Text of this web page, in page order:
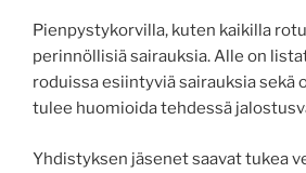
Pienpystykorvilla, kuten kaikilla
perinnöllisiä sairauksia. Alle on
roduissa esiintyviä sairauksia sekä
tulee huomioida tehdessä
Yhdistyksen jäsenet saavat tukea